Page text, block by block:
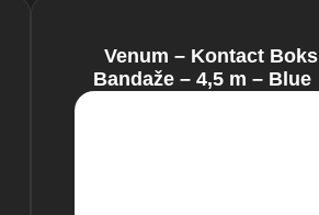
Venum – Kontact Boks
Bandaže – 4,5 m – Blue